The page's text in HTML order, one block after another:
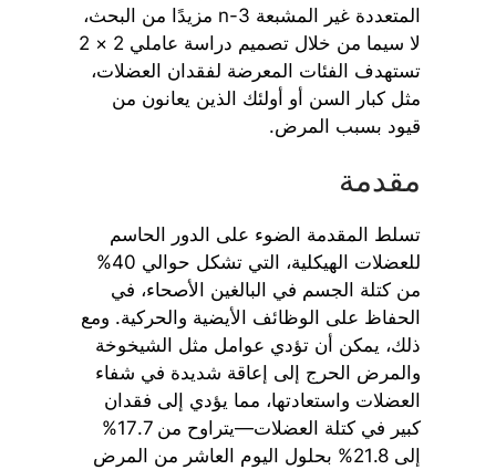
المتعددة غير المشبعة n-3 مزيدًا من البحث،
لا سيما من خلال تصميم دراسة عاملي 2 × 2
تستهدف الفئات المعرضة لفقدان العضلات،
مثل كبار السن أو أولئك الذين يعانون من
قيود بسبب المرض.
مقدمة
تسلط المقدمة الضوء على الدور الحاسم
للعضلات الهيكلية، التي تشكل حوالي 40%
من كتلة الجسم في البالغين الأصحاء، في
الحفاظ على الوظائف الأيضية والحركية. ومع
ذلك، يمكن أن تؤدي عوامل مثل الشيخوخة
والمرض الحرج إلى إعاقة شديدة في شفاء
العضلات واستعادتها، مما يؤدي إلى فقدان
كبير في كتلة العضلات—يتراوح من 17.7%
إلى 21.8% بحلول اليوم العاشر من المرض